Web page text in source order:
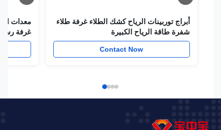
أبراج توربينات الرياح كشك الطلاء غرفة طلاء
شفرة طاقة الرياح الكبيرة
Contact Now
معدات الطلاء
غرفة رش